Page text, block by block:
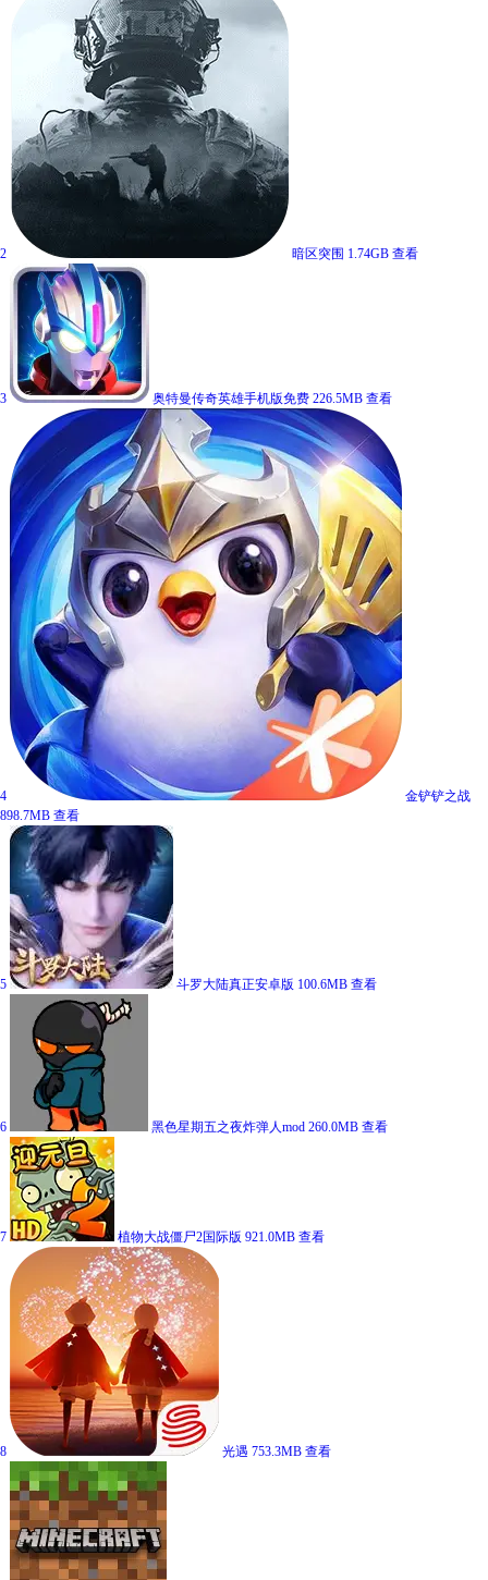
2 暗区突围 1.74GB 查看
3 奥特曼传奇英雄手机版免费 226.5MB 查看
4
金铲铲之战
898.7MB 查看
5 斗罗大陆真正安卓版 100.6MB 查看
6 黑色星期五之夜炸弹人mod 260.0MB 查看
7 植物大战僵尸2国际版 921.0MB 查看
8 光遇 753.3MB 查看